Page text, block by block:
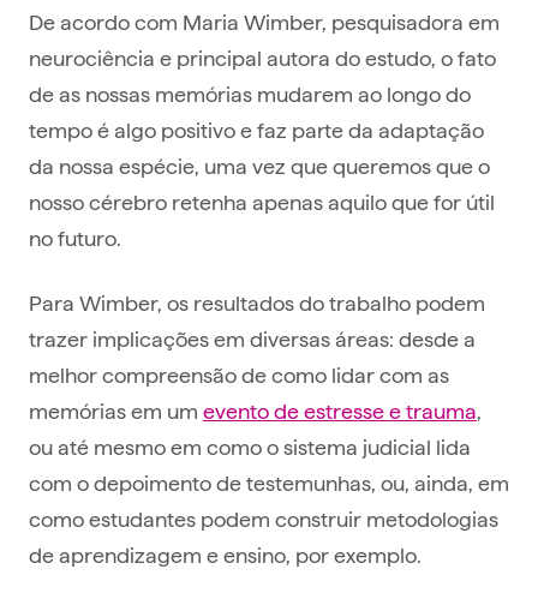
De acordo com Maria Wimber, pesquisadora em
neurociência e principal autora do estudo, o fato
de as nossas memórias mudarem ao longo do
tempo é algo positivo e faz parte da adaptação
da nossa espécie, uma vez que queremos que o
nosso cérebro retenha apenas aquilo que for útil
no futuro.
Para Wimber, os resultados do trabalho podem
trazer implicações em diversas áreas: desde a
melhor compreensão de como lidar com as
memórias em um evento de estresse e trauma,
ou até mesmo em como o sistema judicial lida
com o depoimento de testemunhas, ou, ainda, em
como estudantes podem construir metodologias
de aprendizagem e ensino, por exemplo.